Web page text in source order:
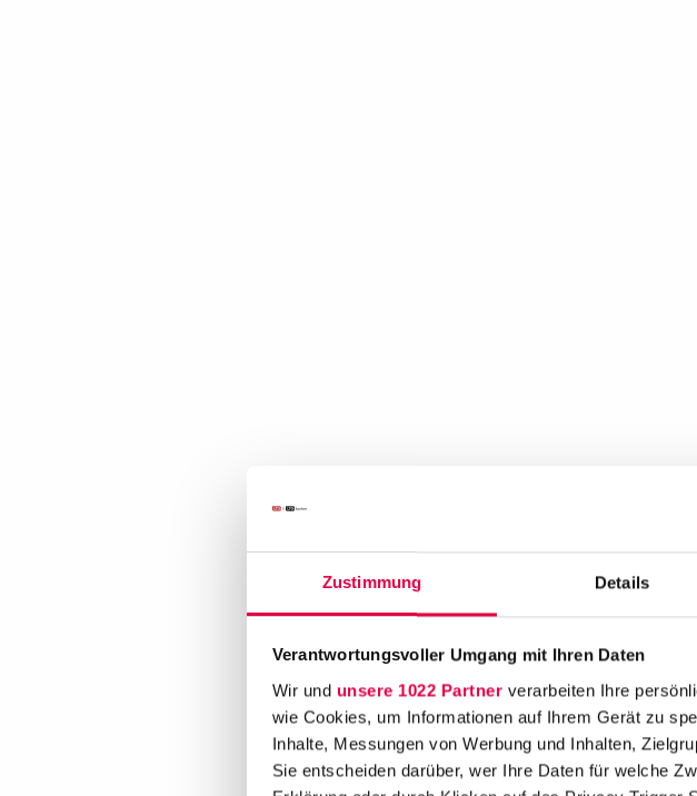
Zustimmung Details
Verantwortungsvoller Umgang mit Ihren Daten
Wir und unsere 1022 Partner verarbeiten Ihre
wie Cookies, um Informationen auf Ihrem Gerät zu
Inhalte, Messungen von Werbung und Inhalten,
Sie entscheiden darüber, wer Ihre Daten für welche